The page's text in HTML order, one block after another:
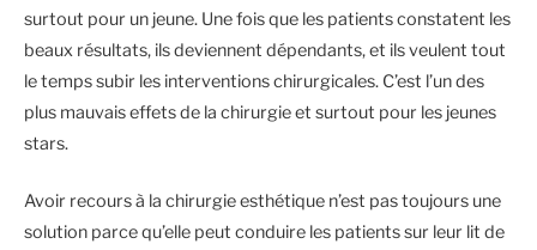
surtout pour un jeune. Une fois que les patients constatent les
beaux résultats, ils deviennent dépendants, et ils veulent tout
le temps subir les interventions chirurgicales. C’est l’un des
plus mauvais effets de la chirurgie et surtout pour les jeunes
stars.
Avoir recours à la chirurgie esthétique n’est pas toujours une
solution parce qu’elle peut conduire les patients sur leur lit de